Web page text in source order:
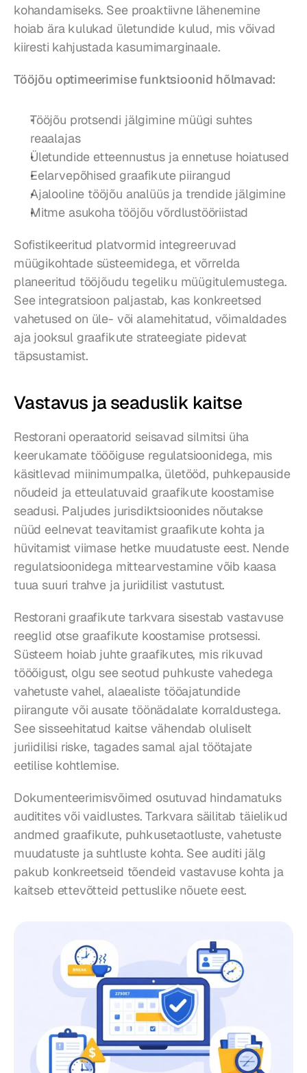
kohandamiseks. See proaktiivne lähenemine
hoiab ära kulukad ületundide kulud, mis võivad
kiiresti kahjustada kasumimarginaale.
Tööjõu optimeerimise funktsioonid hõlmavad:
Tööjõu protsendi jälgimine müügi suhtes
reaalajas
Ületundide etteennustus ja ennetuse hoiatused
Eelarvepõhised graafikute piirangud
Ajalooline tööjõu analüüs ja trendide jälgimine
Mitme asukoha tööjõu võrdlustööriistad
Sofistikeeritud platvormid integreeruvad
müügikohtade süsteemidega, et võrrelda
planeeritud tööjõudu tegeliku müügitulemustega.
See integratsioon paljastab, kas konkreetsed
vahetused on üle- või alamehitatud, võimaldades
aja jooksul graafikute strateegiate pidevat
täpsustamist.
Vastavus ja seaduslik kaitse
Restorani operaatorid seisavad silmitsi üha
keerukamate tööõiguse regulatsioonidega, mis
käsitlevad miinimumpalka, ületööd, puhkepauside
nõudeid ja etteulatuvaid graafikute koostamise
seadusi. Paljudes jurisdiktsioonides nõutakse
nüüd eelnevat teavitamist graafikute kohta ja
hüvitamist viimase hetke muudatuste eest. Nende
regulatsioonidega mittearvestamine võib kaasa
tuua suuri trahve ja juriidilist vastutust.
Restorani graafikute tarkvara sisestab vastavuse
reeglid otse graafikute koostamise protsessi.
Süsteem hoiab juhte graafikutes, mis rikuvad
tööõigust, olgu see seotud puhkuste vahedega
vahetuste vahel, alaealiste tööajatundide
piirangute või ausate töönädalate korraldustega.
See sisseehitatud kaitse vähendab oluliselt
juriidilisi riske, tagades samal ajal töötajate
eetilise kohtlemise.
Dokumenteerimisvõimed osutuvad hindamatuks
auditites või vaidlustes. Tarkvara säilitab täielikud
andmed graafikute, puhkusetaotluste, vahetuste
muudatuste ja suhtluste kohta. See auditi jälg
pakub konkreetseid tõendeid vastavuse kohta ja
kaitseb ettevõtteid pettuslike nõuete eest.